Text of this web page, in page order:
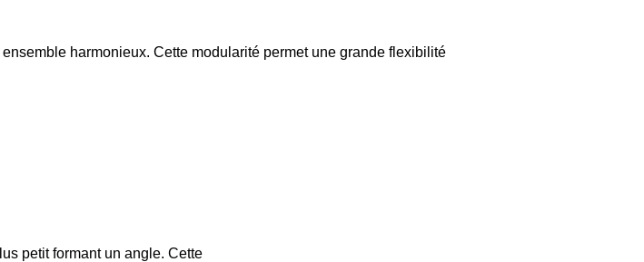
harmonieux. Cette modularité permet une grande flexibilité
petit formant un angle. Cette